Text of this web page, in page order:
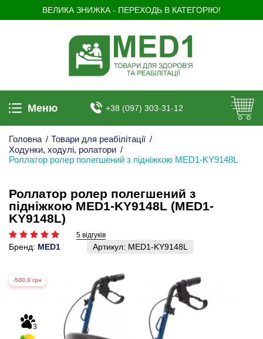
ВЕЛИКА ЗНИЖКА - ПЕРЕХОДЬ В КАТЕГОРІЮ!
Меню +38 (097) 303-31-12
Головна / Товари для реабілітації /
Ходунки, ходулі, ролатори /
Роллатор ролер полегшений з підніжкою MED1-KY9148L
Роллатор ролер полегшений з
підніжкою MED1-KY9148L (MED1-
KY9148L)
5 відгуків
Бренд: MED1 Артикул: MED1-KY9148L
-500,0 грн
3